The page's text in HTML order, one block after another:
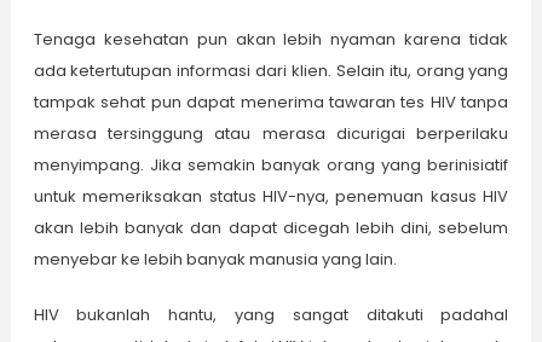
Tenaga kesehatan pun akan lebih nyaman karena tidak
ada ketertutupan informasi dari klien. Selain itu, orang yang
tampak sehat pun dapat menerima tawaran tes HIV tanpa
merasa tersinggung atau merasa dicurigai berperilaku
menyimpang. Jika semakin banyak orang yang berinisiatif
untuk memeriksakan status HIV-nya, penemuan kasus HIV
akan lebih banyak dan dapat dicegah lebih dini, sebelum
menyebar ke lebih banyak manusia yang lain.
HIV bukanlah hantu, yang sangat ditakuti padahal